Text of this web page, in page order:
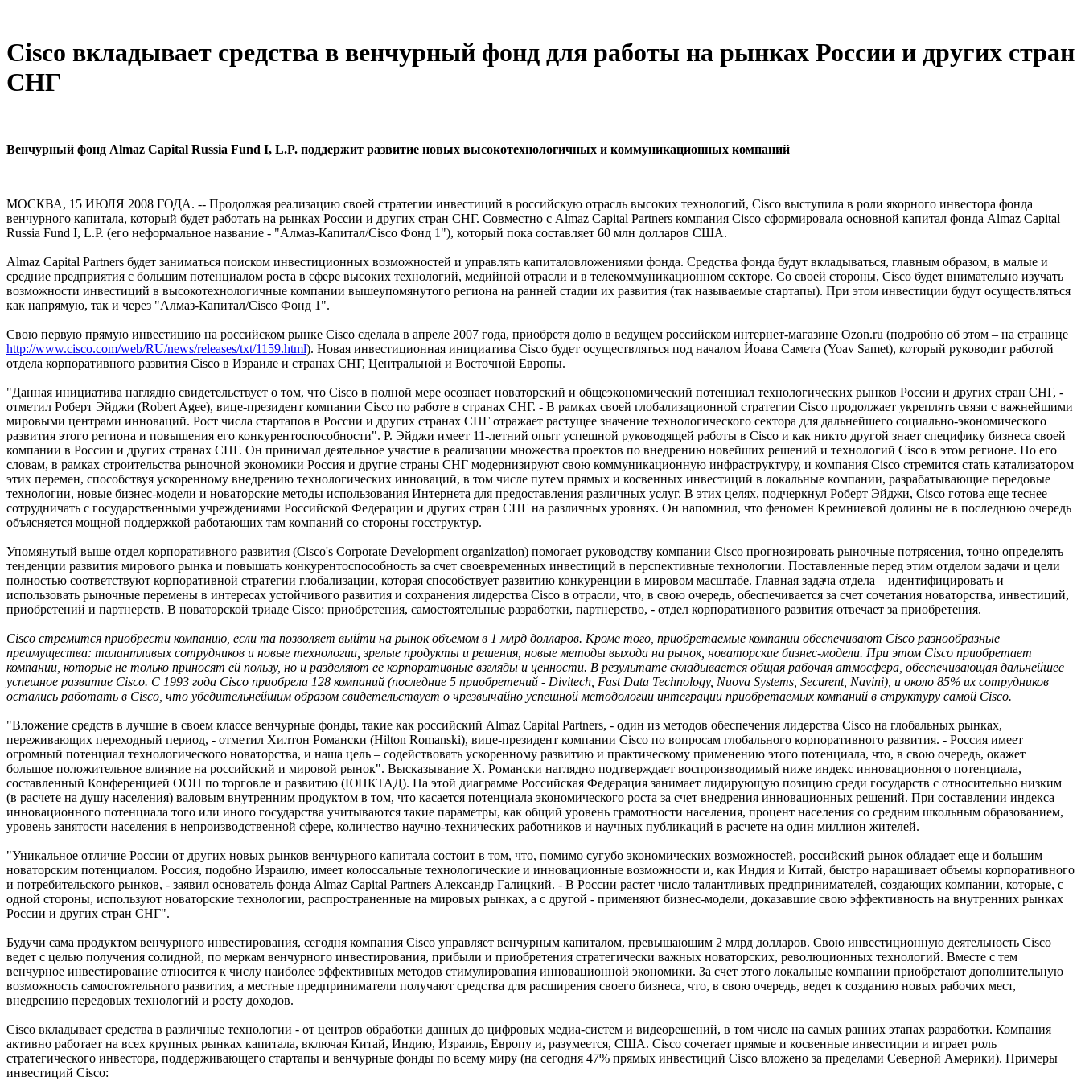
Cisco вкладывает средства в венчурный фонд для работы на рынках России и других стран
СНГ
Венчурный фонд Almaz Capital Russia Fund I, L.P. поддержит развитие новых высокотехнологичных и коммуникационных компаний
МОСКВА, 15 ИЮЛЯ 2008 ГОДА. -- Продолжая реализацию своей стратегии инвестиций в российскую отрасль высоких технологий, Cisco выступила в роли якорного инвестора фонда
венчурного капитала, который будет работать на рынках России и других стран СНГ. Совместно с Almaz Capital Partners компания Cisco сформировала основной капитал фонда Almaz Capital
Russia Fund I, L.P. (его неформальное название - "Алмаз-Капитал/Cisco Фонд 1"), который пока составляет 60 млн долларов США.
Almaz Capital Partners будет заниматься поиском инвестиционных возможностей и управлять капиталовложениями фонда. Средства фонда будут вкладываться, главным образом, в малые и
средние предприятия с большим потенциалом роста в сфере высоких технологий, медийной отрасли и в телекоммуникационном секторе. Со своей стороны, Cisco будет внимательно изучать
возможности инвестиций в высокотехнологичные компании вышеупомянутого региона на ранней стадии их развития (так называемые стартапы). При этом инвестиции будут осуществляться
как напрямую, так и через "Алмаз-Капитал/Cisco Фонд 1".
Свою первую прямую инвестицию на российском рынке Cisco сделала в апреле 2007 года, приобретя долю в ведущем российском интернет-магазине Ozon.ru (подробно об этом – на странице
http://www.cisco.com/web/RU/news/releases/txt/1159.html). Новая инвестиционная инициатива Cisco будет осуществляться под началом Йоава Самета (Yoav Samet), который руководит работой
отдела корпоративного развития Cisco в Израиле и странах СНГ, Центральной и Восточной Европы.
"Данная инициатива наглядно свидетельствует о том, что Cisco в полной мере осознает новаторский и общеэкономический потенциал технологических рынков России и других стран СНГ, -
отметил Роберт Эйджи (Robert Agee), вице-президент компании Cisco по работе в странах СНГ. - В рамках своей глобализационной стратегии Cisco продолжает укреплять связи с важнейшими
мировыми центрами инноваций. Рост числа стартапов в России и других странах СНГ отражает растущее значение технологического сектора для дальнейшего социально-экономического
развития этого региона и повышения его конкурентоспособности". Р. Эйджи имеет 11-летний опыт успешной руководящей работы в Cisco и как никто другой знает специфику бизнеса своей
компании в России и других странах СНГ. Он принимал деятельное участие в реализации множества проектов по внедрению новейших решений и технологий Cisco в этом регионе. По его
словам, в рамках строительства рыночной экономики Россия и другие страны СНГ модернизируют свою коммуникационную инфраструктуру, и компания Cisco стремится стать катализатором
этих перемен, способствуя ускоренному внедрению технологических инноваций, в том числе путем прямых и косвенных инвестиций в локальные компании, разрабатывающие передовые
технологии, новые бизнес-модели и новаторские методы использования Интернета для предоставления различных услуг. В этих целях, подчеркнул Роберт Эйджи, Cisco готова еще теснее
сотрудничать с государственными учреждениями Российской Федерации и других стран СНГ на различных уровнях. Он напомнил, что феномен Кремниевой долины не в последнюю очередь
объясняется мощной поддержкой работающих там компаний со стороны госструктур.
Упомянутый выше отдел корпоративного развития (Cisco's Corporate Development organization) помогает руководству компании Cisco прогнозировать рыночные потрясения, точно определять
тенденции развития мирового рынка и повышать конкурентоспособность за счет своевременных инвестиций в перспективные технологии. Поставленные перед этим отделом задачи и цели
полностью соответствуют корпоративной стратегии глобализации, которая способствует развитию конкуренции в мировом масштабе. Главная задача отдела – идентифицировать и
использовать рыночные перемены в интересах устойчивого развития и сохранения лидерства Cisco в отрасли, что, в свою очередь, обеспечивается за счет сочетания новаторства, инвестиций,
приобретений и партнерств. В новаторской триаде Cisco: приобретения, самостоятельные разработки, партнерство, - отдел корпоративного развития отвечает за приобретения.
Cisco стремится приобрести компанию, если та позволяет выйти на рынок объемом в 1 млрд долларов. Кроме того, приобретаемые компании обеспечивают Cisco разнообразные
преимущества: талантливых сотрудников и новые технологии, зрелые продукты и решения, новые методы выхода на рынок, новаторские бизнес-модели. При этом Cisco приобретает
компании, которые не только приносят ей пользу, но и разделяют ее корпоративные взгляды и ценности. В результате складывается общая рабочая атмосфера, обеспечивающая дальнейшее
успешное развитие Cisco. С 1993 года Cisco приобрела 128 компаний (последние 5 приобретений - Divitech, Fast Data Technology, Nuova Systems, Securent, Navini), и около 85% их сотрудников
остались работать в Cisco, что убедительнейшим образом свидетельствует о чрезвычайно успешной методологии интеграции приобретаемых компаний в структуру самой Cisco.
"Вложение средств в лучшие в своем классе венчурные фонды, такие как российский Almaz Capital Partners, - один из методов обеспечения лидерства Cisco на глобальных рынках,
переживающих переходный период, - отметил Хилтон Романски (Hilton Romanski), вице-президент компании Cisco по вопросам глобального корпоративного развития. - Россия имеет
огромный потенциал технологического новаторства, и наша цель – содействовать ускоренному развитию и практическому применению этого потенциала, что, в свою очередь, окажет
большое положительное влияние на российский и мировой рынок". Высказывание Х. Романски наглядно подтверждает воспроизводимый ниже индекс инновационного потенциала,
составленный Конференцией ООН по торговле и развитию (ЮНКТАД). На этой диаграмме Российская Федерация занимает лидирующую позицию среди государств с относительно низким
(в расчете на душу населения) валовым внутренним продуктом в том, что касается потенциала экономического роста за счет внедрения инновационных решений. При составлении индекса
инновационного потенциала того или иного государства учитываются такие параметры, как общий уровень грамотности населения, процент населения со средним школьным образованием,
уровень занятости населения в непроизводственной сфере, количество научно-технических работников и научных публикаций в расчете на один миллион жителей.
"Уникальное отличие России от других новых рынков венчурного капитала состоит в том, что, помимо сугубо экономических возможностей, российский рынок обладает еще и большим
новаторским потенциалом. Россия, подобно Израилю, имеет колоссальные технологические и инновационные возможности и, как Индия и Китай, быстро наращивает объемы корпоративного
и потребительского рынков, - заявил основатель фонда Almaz Capital Partners Александр Галицкий. - В России растет число талантливых предпринимателей, создающих компании, которые, с
одной стороны, используют новаторские технологии, распространенные на мировых рынках, а с другой - применяют бизнес-модели, доказавшие свою эффективность на внутренних рынках
России и других стран СНГ".
Будучи сама продуктом венчурного инвестирования, сегодня компания Cisco управляет венчурным капиталом, превышающим 2 млрд долларов. Свою инвестиционную деятельность Cisco
ведет с целью получения солидной, по меркам венчурного инвестирования, прибыли и приобретения стратегически важных новаторских, революционных технологий. Вместе с тем
венчурное инвестирование относится к числу наиболее эффективных методов стимулирования инновационной экономики. За счет этого локальные компании приобретают дополнительную
возможность самостоятельного развития, а местные предприниматели получают средства для расширения своего бизнеса, что, в свою очередь, ведет к созданию новых рабочих мест,
внедрению передовых технологий и росту доходов.
Cisco вкладывает средства в различные технологии - от центров обработки данных до цифровых медиа-систем и видеорешений, в том числе на самых ранних этапах разработки. Компания
активно работает на всех крупных рынках капитала, включая Китай, Индию, Израиль, Европу и, разумеется, США. Cisco сочетает прямые и косвенные инвестиции и играет роль
стратегического инвестора, поддерживающего стартапы и венчурные фонды по всему миру (на сегодня 47% прямых инвестиций Cisco вложено за пределами Северной Америки). Примеры
инвестиций Cisco: